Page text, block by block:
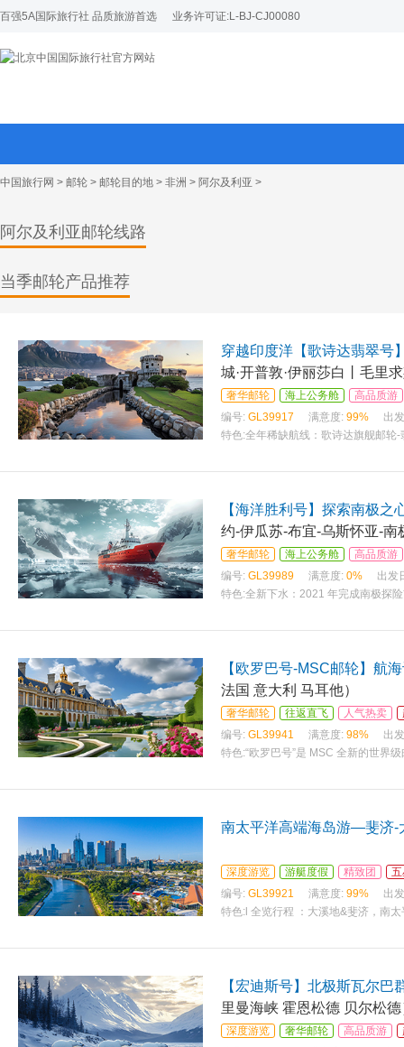
百强5A国际旅行社 品质旅游首选 业务许可证:L-BJ-CJ00080
中国旅行网 > 邮轮 > 邮轮目的地 > 非洲 > 阿尔及利亚 >
阿尔及利亚邮轮线路
当季邮轮产品推荐
穿越印度洋【歌诗达翡翠号
城·开普敦·伊丽莎白丨毛里
比）
奢华邮轮 海上公务舱
高品质游
编号: GL39917 满意度: 99%
出
特色:全年稀缺航线：歌诗达旗舰邮轮
【海洋胜利号】探索南极之
约-伊瓜苏-布宜-乌斯怀亚-南
奢华邮轮 海上公务舱
高品质游
编号: GL39989 满意度: 0%
出发
特色:全新下水：2021 年完成南极探
【欧罗巴号-MSC邮轮】航
法国 意大利 马耳他）
奢华邮轮 往返直飞 人气热卖
编号: GL39941 满意度: 98%
出
特色:“欧罗巴号”是 MSC 全新的世界
南太平洋高端海岛游—斐济-
深度游览 游艇度假 精致团
编号: GL39921 满意度: 99%
出
特色: l 全览行程 ：大溪地&斐济，南
【宏迪斯号】北极斯瓦尔巴
里曼海峡 霍恩松德 贝尔松德
深度游览 奢华邮轮 高品质游